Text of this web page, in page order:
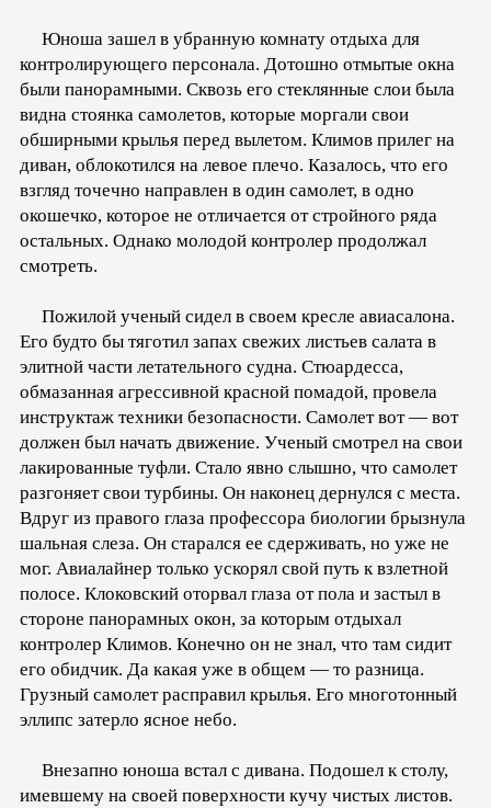
Юноша зашел в убранную комнату отдыха для
контролирующего персонала. Дотошно отмытые окна
были панорамными. Сквозь его стеклянные слои была
видна стоянка самолетов, которые моргали свои
обширными крылья перед вылетом. Климов прилег на
диван, облокотился на левое плечо. Казалось, что его
взгляд точечно направлен в один самолет, в одно
окошечко, которое не отличается от стройного ряда
остальных. Однако молодой контролер продолжал
смотреть.
Пожилой ученый сидел в своем кресле авиасалона.
Его будто бы тяготил запах свежих листьев салата в
элитной части летательного судна. Стюардесса,
обмазанная агрессивной красной помадой, провела
инструктаж техники безопасности. Самолет вот — вот
должен был начать движение. Ученый смотрел на свои
лакированные туфли. Стало явно слышно, что самолет
разгоняет свои турбины. Он наконец дернулся с места.
Вдруг из правого глаза профессора биологии брызнула
шальная слеза. Он старался ее сдерживать, но уже не
мог. Авиалайнер только ускорял свой путь к взлетной
полосе. Клоковский оторвал глаза от пола и застыл в
стороне панорамных окон, за которым отдыхал
контролер Климов. Конечно он не знал, что там сидит
его обидчик. Да какая уже в общем — то разница.
Грузный самолет расправил крылья. Его многотонный
эллипс затерло ясное небо.
Внезапно юноша встал с дивана. Подошел к столу,
имевшему на своей поверхности кучу чистых листов.